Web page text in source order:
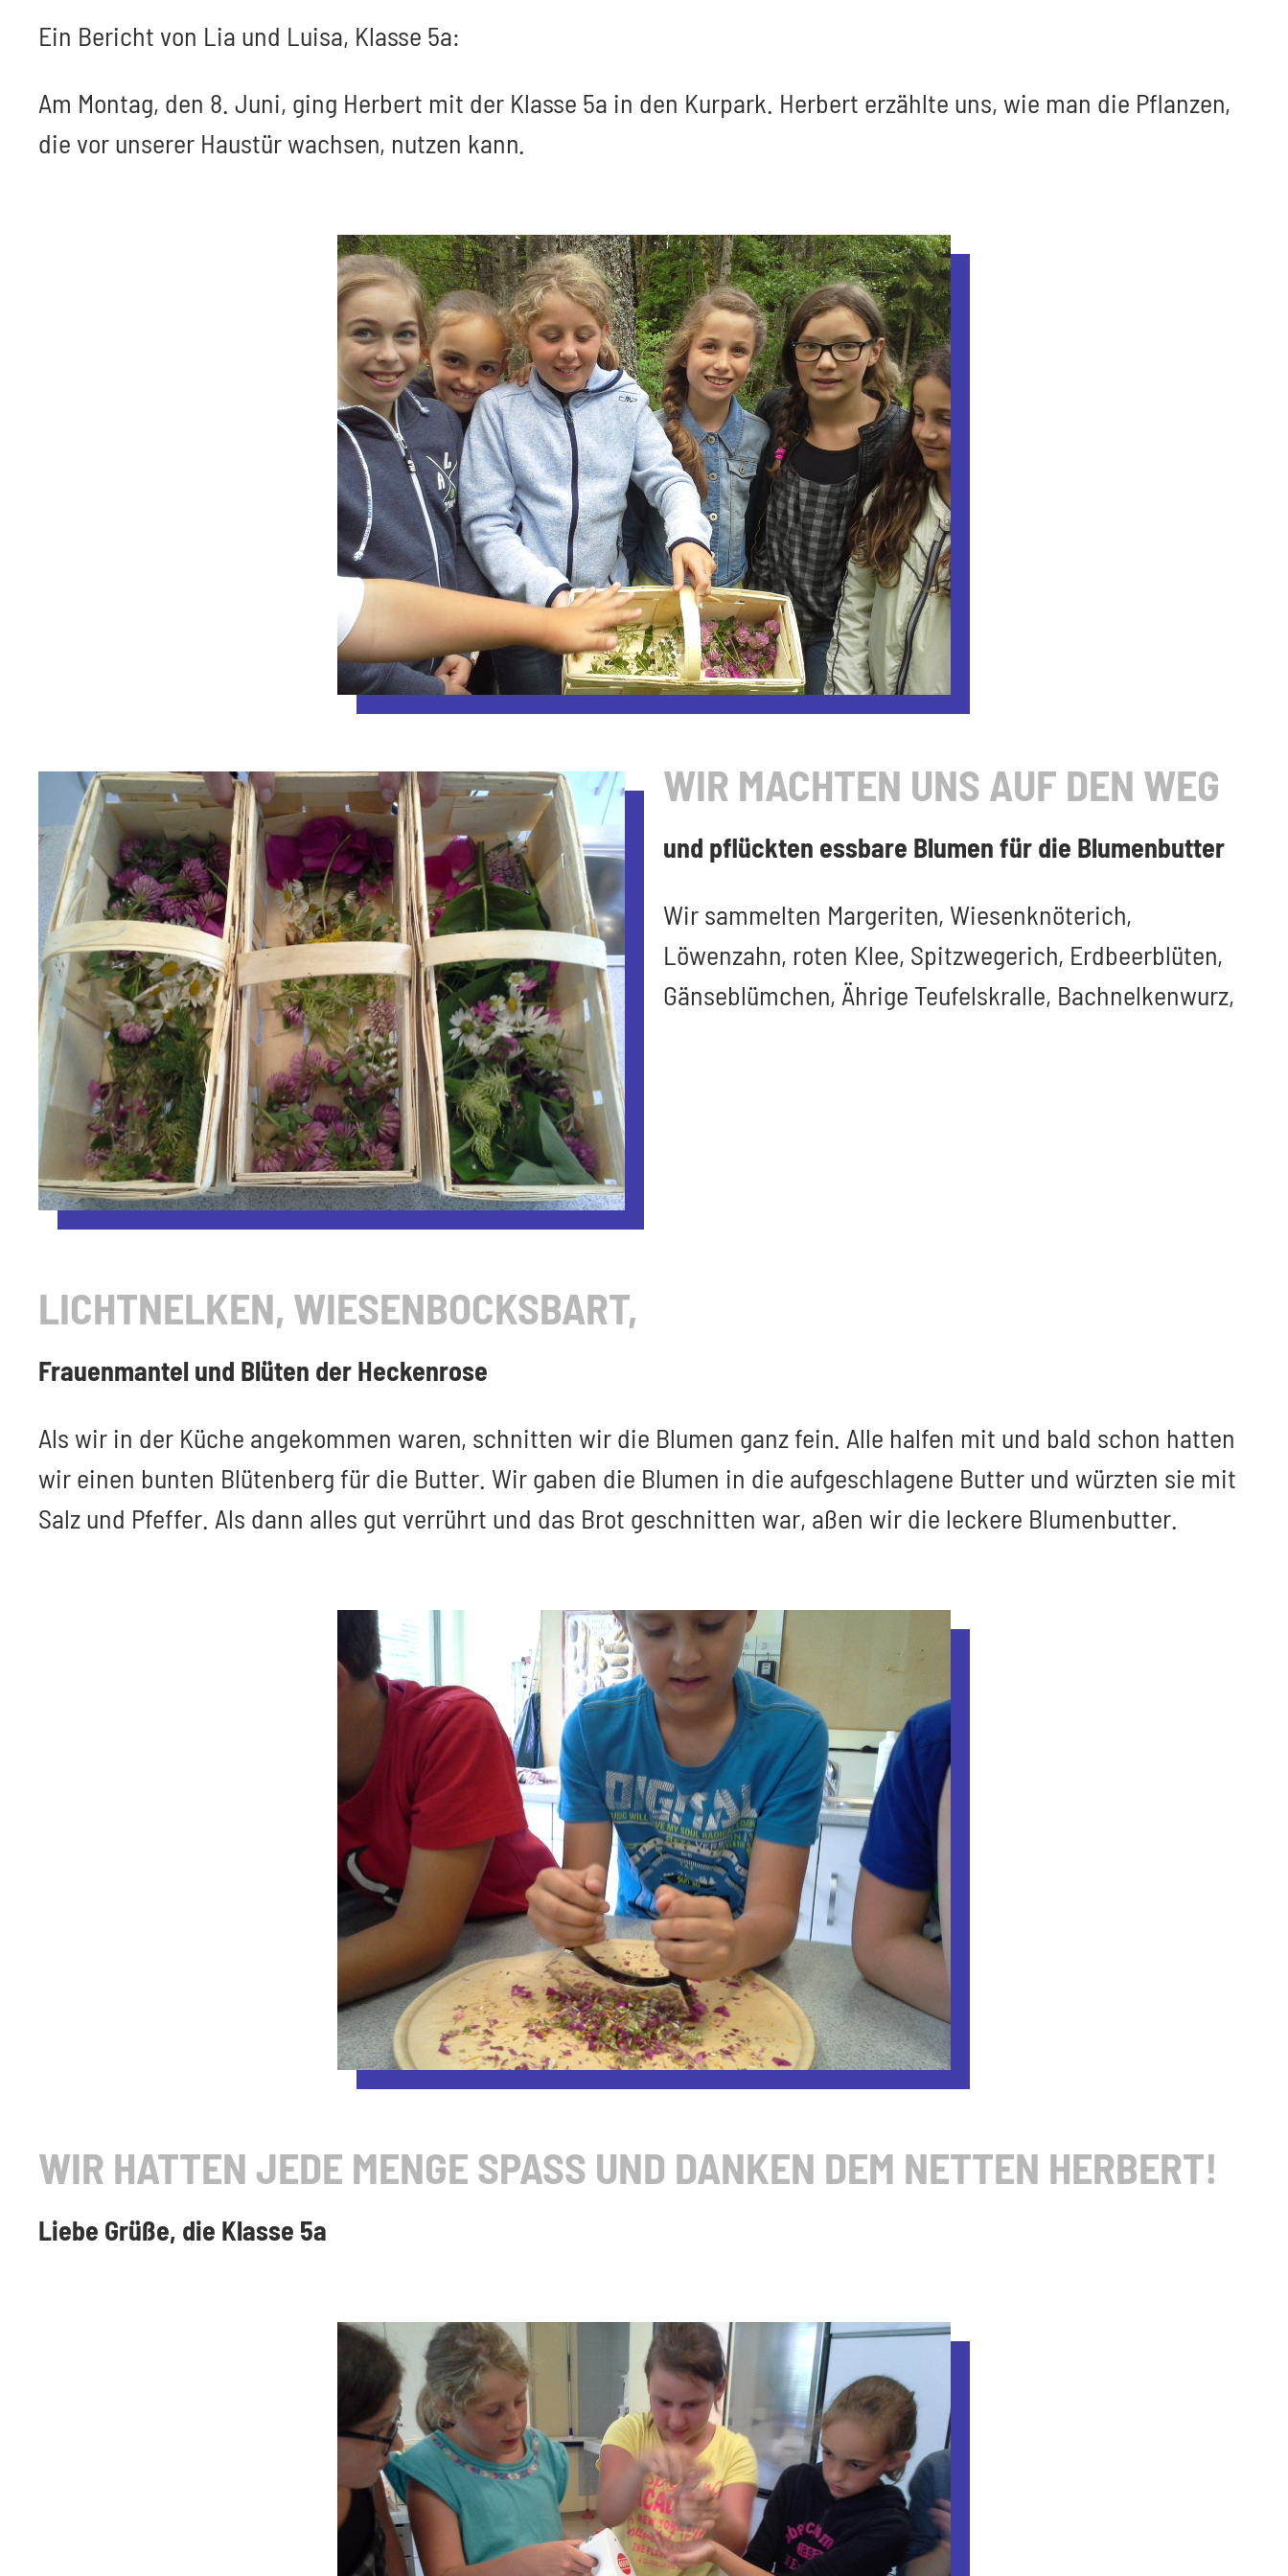
Ein Bericht von Lia und Luisa, Klasse 5a:
Am Montag, den 8. Juni, ging Herbert mit der Klasse 5a in den Kurpark. Herbert erzählte uns, wie man die Pflanzen,
die vor unserer Haustür wachsen, nutzen kann.
WIR MACHTEN UNS AUF DEN WEG
und pflückten essbare Blumen für die Blumenbutter
Wir sammelten Margeriten, Wiesenknöterich,
Löwenzahn, roten Klee, Spitzwegerich, Erdbeerblüten,
Gänseblümchen, Ährige Teufelskralle, Bachnelkenwurz,
LICHTNELKEN, WIESENBOCKSBART,
Frauenmantel und Blüten der Heckenrose
Als wir in der Küche angekommen waren, schnitten wir die Blumen ganz fein. Alle halfen mit und bald schon hatten
wir einen bunten Blütenberg für die Butter. Wir gaben die Blumen in die aufgeschlagene Butter und würzten sie mit
Salz und Pfeffer. Als dann alles gut verrührt und das Brot geschnitten war, aßen wir die leckere Blumenbutter.
WIR HATTEN JEDE MENGE SPASS UND DANKEN DEM NETTEN HERBERT!
Liebe Grüße, die Klasse 5a